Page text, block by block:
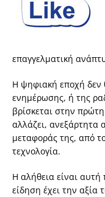
επαγγελματική
Η ψηφιακή εποχή δεν
ενημέρωσης, ή της
βρίσκεται στην
αλλάζει, ανεξάρτητα
μεταφοράς της, από
τεχνολογία.
Η αλήθεια είναι αυτή
είδηση έχει την